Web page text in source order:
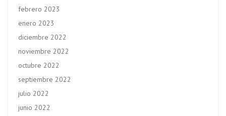
febrero 2023
enero 2023
diciembre 2022
noviembre 2022
octubre 2022
septiembre 2022
julio 2022
junio 2022